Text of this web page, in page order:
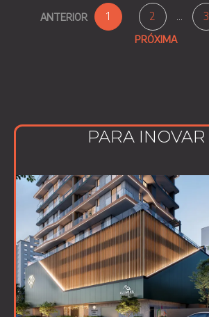
ANTERIOR 1 2 ... 3
PRÓXIMA
PARA INOVAR